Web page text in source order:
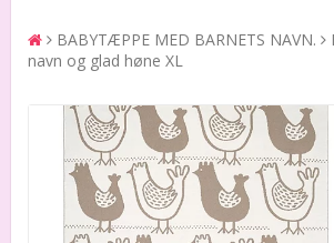
BABYTÆPPE MED BARNETS NAVN.
navn og glad høne XL